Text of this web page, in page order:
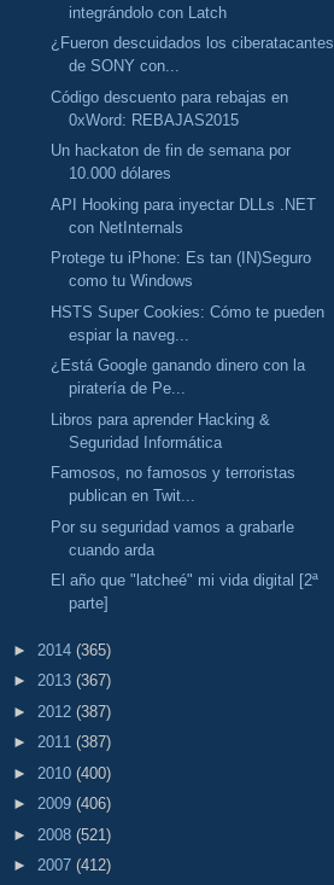
integrándolo con Latch
¿Fueron descuidados los ciberatacantes
de SONY con...
Código descuento para rebajas en
0xWord: REBAJAS2015
Un hackaton de fin de semana por
10.000 dólares
API Hooking para inyectar DLLs .NET
con NetInternals
Protege tu iPhone: Es tan (IN)Seguro
como tu Windows
HSTS Super Cookies: Cómo te pueden
espiar la naveg...
¿Está Google ganando dinero con la
piratería de Pe...
Libros para aprender Hacking &
Seguridad Informática
Famosos, no famosos y terroristas
publican en Twit...
Por su seguridad vamos a grabarle
cuando arda
El año que "latcheé" mi vida digital [2ª
parte]
► 2014 (365)
► 2013 (367)
► 2012 (387)
► 2011 (387)
► 2010 (400)
► 2009 (406)
► 2008 (521)
► 2007 (412)